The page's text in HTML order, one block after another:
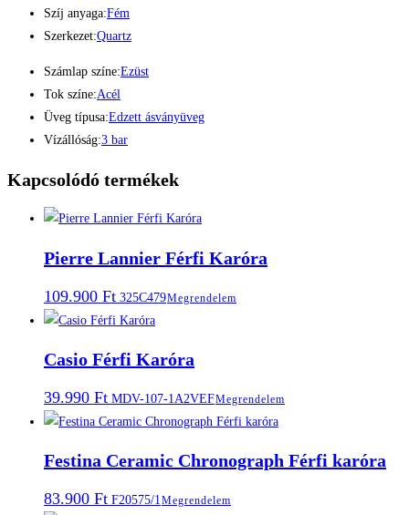
Szíj anyaga:Fém
Szerkezet:Quartz
Számlap színe:Ezüst
Tok színe:Acél
Üveg típusa:Edzett ásványüveg
Vízállóság:3 bar
Kapcsolódó termékek
Pierre Lannier Férfi Karóra
109.900 Ft 325C479Megrendelem
Casio Férfi Karóra
39.990 Ft MDV-107-1A2VEFMegrendelem
Festina Ceramic Chronograph Férfi karóra
83.900 Ft F20575/1 Megrendelem